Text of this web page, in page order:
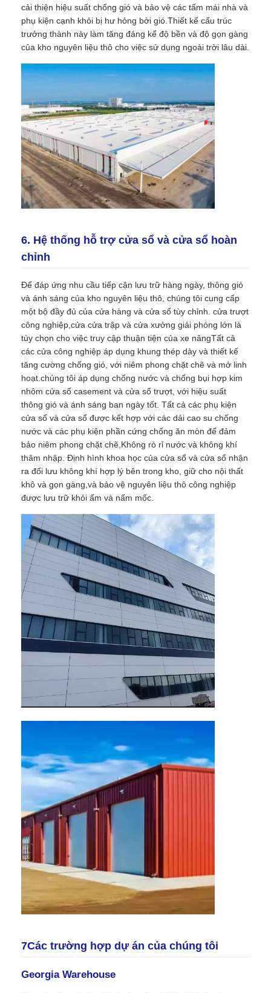
cải thiện hiệu suất chống gió và bảo vệ các tấm mái nhà và
phụ kiện cạnh khỏi bị hư hỏng bởi gió.Thiết kế cấu trúc
trưởng thành này làm tăng đáng kể độ bền và độ gọn gàng
của kho nguyên liệu thô cho việc sử dụng ngoài trời lâu dài.
6. Hệ thống hỗ trợ cửa sổ và cửa sổ hoàn
chỉnh
Để đáp ứng nhu cầu tiếp cận lưu trữ hàng ngày, thông gió
và ánh sáng của kho nguyên liệu thô, chúng tôi cung cấp
một bộ đầy đủ của cửa hàng và cửa sổ tùy chỉnh. cửa trượt
công nghiệp,cửa cửa trập và cửa xưởng giải phóng lớn là
tùy chọn cho việc truy cập thuận tiện của xe nângTất cả
các cửa công nghiệp áp dụng khung thép dày và thiết kế
tăng cường chống gió, với niêm phong chặt chẽ và mở linh
hoạt.chúng tôi áp dụng chống nước và chống bụi hợp kim
nhôm cửa sổ casement và cửa sổ trượt, với hiệu suất
thông gió và ánh sáng ban ngày tốt. Tất cả các phụ kiện
cửa sổ và cửa sổ được kết hợp với các dải cao su chống
nước và các phụ kiện phần cứng chống ăn mòn để đảm
bảo niêm phong chặt chẽ,Không rò rỉ nước và không khí
thâm nhập. Định hình khoa học của cửa sổ và cửa sổ nhận
ra đối lưu không khí hợp lý bên trong kho, giữ cho nội thất
khô và gọn gàng,và bảo vệ nguyên liệu thô công nghiệp
được lưu trữ khỏi ẩm và nấm mốc.
7Các trường hợp dự án của chúng tôi
Georgia Warehouse